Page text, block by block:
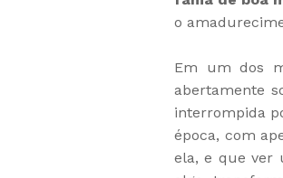
o
Em um dos
abertamente
interrompida
época, com
ela, e que ver